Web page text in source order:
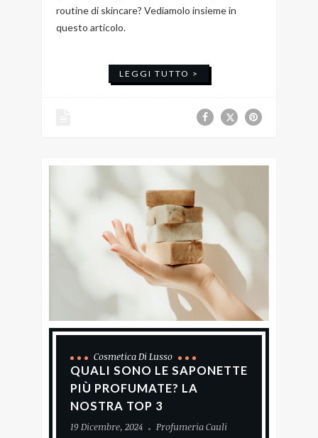
routine di skincare? Vediamolo insieme in
questo articolo.
LEGGI TUTTO >
Cosmetica Di Lusso
QUALI SONO LE SAPONETTE
PIÙ PROFUMATE? LA
NOSTRA TOP 3
19 Dicembre, 2024 Profumeria Cauli